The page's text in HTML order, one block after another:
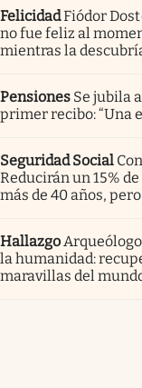
FelicidadFiódor
no fue feliz al
mientras la
Pensiones Se jubila
primer recibo: “Una
Seguridad Social
Reducirán un 15%
más de 40 años,
Hallazgo
la humanidad:
maravillas del